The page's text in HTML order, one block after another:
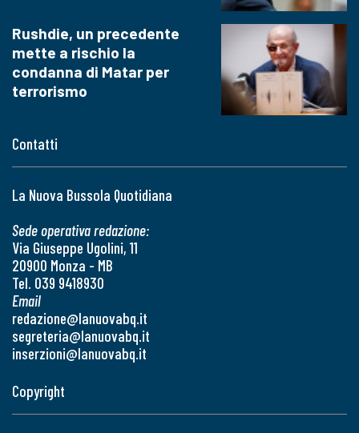
Contatti
La Nuova Bussola Quotidiana
Sede operativa redazione:
Via Giuseppe Ugolini, 11
20900 Monza - MB
Tel. 039 9418930
Email
redazione@lanuovabq.it
segreteria@lanuovabq.it
inserzioni@lanuovabq.it
Rushdie, un precedente
mette a rischio la
condanna di Matar per
terrorismo
Copyright